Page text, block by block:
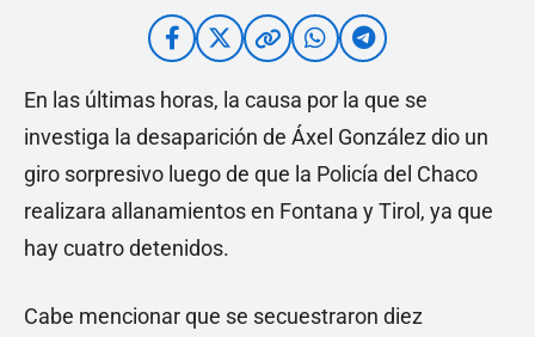
En las últimas horas, la causa por la que se
investiga la desaparición de Áxel González dio un
giro sorpresivo luego de que la Policía del Chaco
realizara allanamientos en Fontana y Tirol, ya que
hay cuatro detenidos.
Cabe mencionar que se secuestraron diez